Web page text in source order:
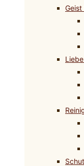
Geist